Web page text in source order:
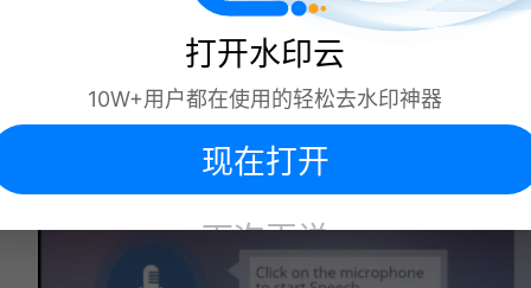
打开水印云
10W+用户都在使用的轻松去水印神器
现在打开
下次再说